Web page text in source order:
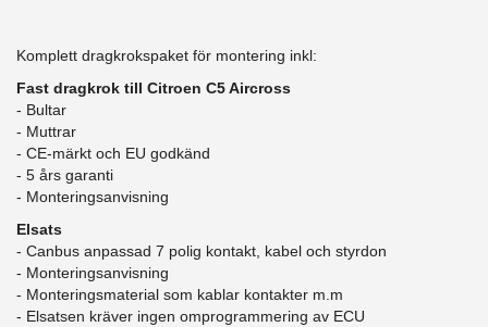
Komplett dragkrokspaket för montering inkl:
Fast dragkrok till Citroen C5 Aircross
- Bultar
- Muttrar
- CE-märkt och EU godkänd
​- 5 års garanti
- Monteringsanvisning
Elsats
- Canbus anpassad 7 polig kontakt, kabel och styrdon
- Monteringsanvisning
- Monteringsmaterial som kablar kontakter m.m
- Elsatsen kräver ingen omprogrammering av ECU